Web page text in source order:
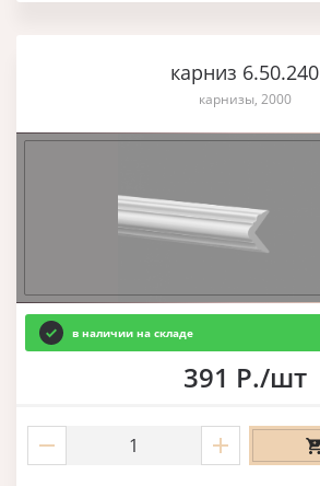
карниз 6.50.240
карнизы, 2000
в наличии на складе
391 Р./шт